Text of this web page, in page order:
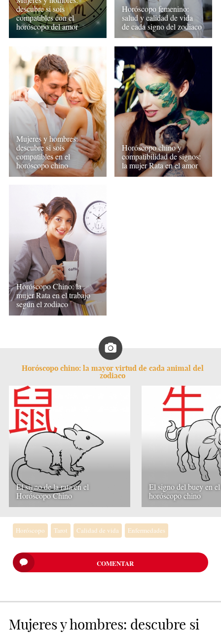
descubre si sois
compatibles con el
horóscopo del amor
Horóscopo femenino:
salud y calidad de vida
de cada signo del zodiaco
Mujeres y hombres:
descubre si sois
compatibles en el
horóscopo chino
Horóscopo chino y
compatibilidad de signos:
la mujer Rata en el amor
Horóscopo Chino: la
mujer Rata en el trabajo
según el zodiaco
Horóscopo chino: la mayor virtud de cada animal del
zodiaco
El signo de la rata en el
Horóscopo Chino
El signo del buey en el
horóscopo chino
Horóscopo Tarot Calidad de vida Enfermedades
COMENTAR
Mujeres y hombres: descubre si